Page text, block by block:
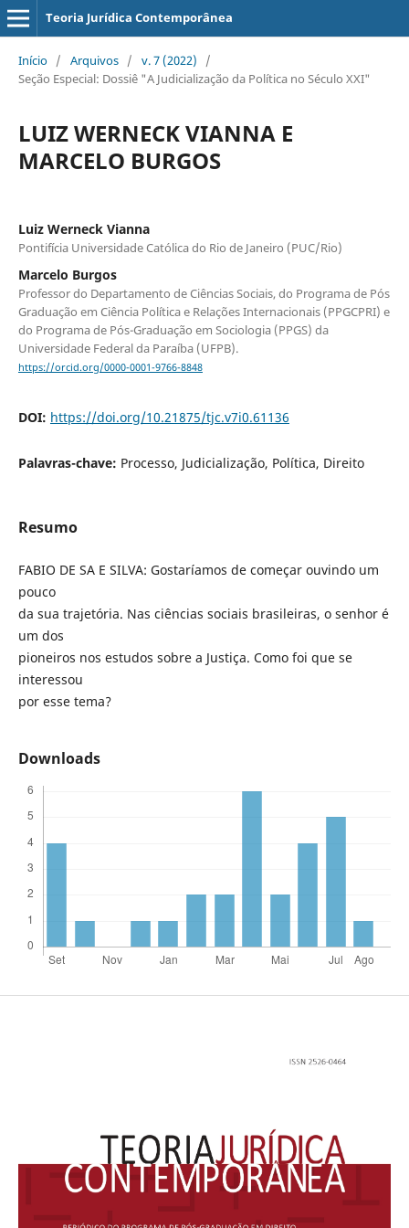
Teoria Jurídica Contemporânea
Início / Arquivos / v. 7 (2022)
/
Seção Especial: Dossiê "A Judicialização da Política no Século XXI"
LUIZ WERNECK VIANNA E
MARCELO BURGOS
Luiz Werneck Vianna
Pontifícia Universidade Católica do Rio de Janeiro (PUC/Rio)
Marcelo Burgos
Professor do Departamento de Ciências Sociais, do Programa de Pós
Graduação em Ciência Política e Relações Internacionais (PPGCPRI) e
do Programa de Pós-Graduação em Sociologia (PPGS) da
Universidade Federal da Paraíba (UFPB).
https://orcid.org/0000-0001-9766-8848
DOI: https://doi.org/10.21875/tjc.v7i0.61136
Palavras-chave: Processo, Judicialização, Política, Direito
Resumo
FABIO DE SA E SILVA: Gostaríamos de começar ouvindo um
pouco
da sua trajetória. Nas ciências sociais brasileiras, o senhor é
um dos
pioneiros nos estudos sobre a Justiça. Como foi que se
interessou
por esse tema?
Downloads